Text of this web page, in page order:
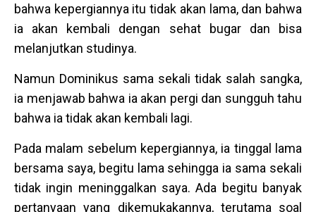
bahwa kepergiannya itu tidak akan lama, dan bahwa
ia akan kembali dengan sehat bugar dan bisa
melanjutkan studinya.
Namun Dominikus sama sekali tidak salah sangka,
ia menjawab bahwa ia akan pergi dan sungguh tahu
bahwa ia tidak akan kembali lagi.
Pada malam sebelum kepergiannya, ia tinggal lama
bersama saya, begitu lama sehingga ia sama sekali
tidak ingin meninggalkan saya. Ada begitu banyak
pertanyaan yang dikemukakannya, terutama soal